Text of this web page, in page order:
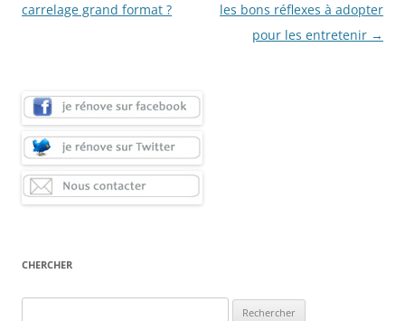
des
carrelage grand format ?
les bons réflexes à adopter
pour les entretenir →
CHERCHER